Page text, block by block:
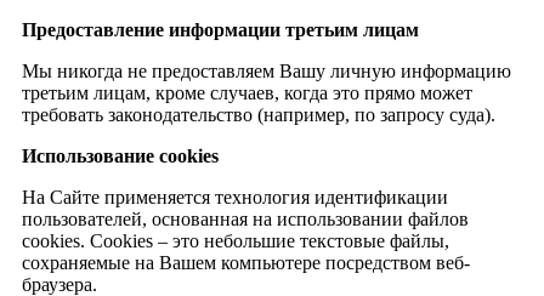
Предоставление информации третьим лицам
Мы никогда не предоставляем Вашу личную информацию
третьим лицам, кроме случаев, когда это прямо может
требовать законодательство (например, по запросу суда).
Использование cookies
На Сайте применяется технология идентификации
пользователей, основанная на использовании файлов
cookies. Сookies – это небольшие текстовые файлы,
сохраняемые на Вашем компьютере посредством веб-
браузера.